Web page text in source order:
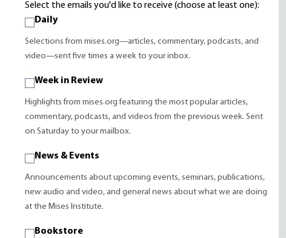
Select the emails you'd like to receive (choose at least one):
Daily
Selections from mises.org—articles, commentary, podcasts, and
video—sent five times a week to your inbox.
Week in Review
Highlights from mises.org featuring the most popular articles,
commentary, podcasts, and videos from the previous week. Sent
on Saturday to your mailbox.
News & Events
Announcements about upcoming events, seminars, publications,
new audio and video, and general news about what we are doing
at the Mises Institute.
Bookstore